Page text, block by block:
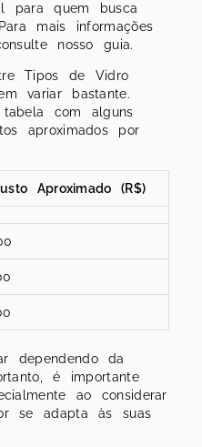
para quem busca
mais informações
nosso guia.
Tipos de Vidro
variar bastante.
tabela com alguns
aproximados por
Aproximado (R$)
dependendo da
é importante
ao considerar
se adapta às suas